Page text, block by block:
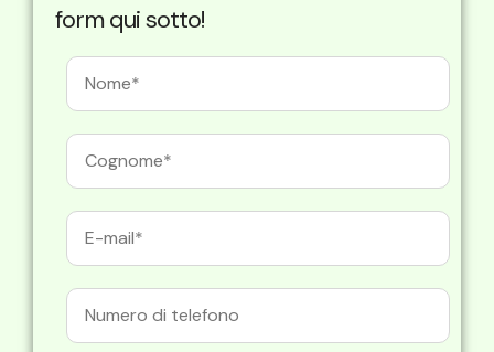
form qui sotto!